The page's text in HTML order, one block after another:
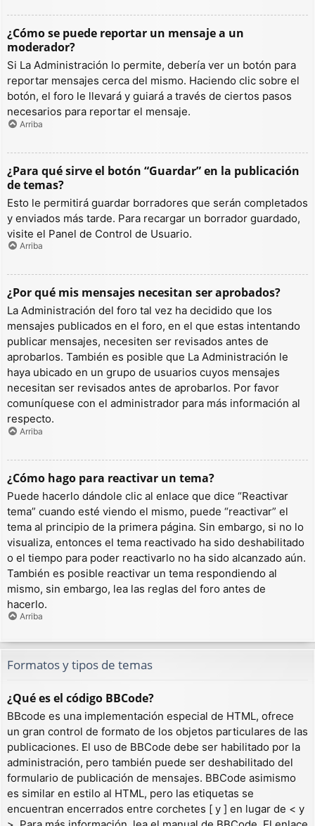
¿Cómo se puede reportar un mensaje a un
moderador?
Si La Administración lo permite, debería ver un botón para
reportar mensajes cerca del mismo. Haciendo clic sobre el
botón, el foro le llevará y guiará a través de ciertos pasos
necesarios para reportar el mensaje.
Arriba
¿Para qué sirve el botón “Guardar” en la publicación
de temas?
Esto le permitirá guardar borradores que serán completados
y enviados más tarde. Para recargar un borrador guardado,
visite el Panel de Control de Usuario.
Arriba
¿Por qué mis mensajes necesitan ser aprobados?
La Administración del foro tal vez ha decidido que los
mensajes publicados en el foro, en el que estas intentando
publicar mensajes, necesiten ser revisados antes de
aprobarlos. También es posible que La Administración le
haya ubicado en un grupo de usuarios cuyos mensajes
necesitan ser revisados antes de aprobarlos. Por favor
comuníquese con el administrador para más información al
respecto.
Arriba
¿Cómo hago para reactivar un tema?
Puede hacerlo dándole clic al enlace que dice “Reactivar
tema” cuando esté viendo el mismo, puede “reactivar” el
tema al principio de la primera página. Sin embargo, si no lo
visualiza, entonces el tema reactivado ha sido deshabilitado
o el tiempo para poder reactivarlo no ha sido alcanzado aún.
También es posible reactivar un tema respondiendo al
mismo, sin embargo, lea las reglas del foro antes de
hacerlo.
Arriba
Formatos y tipos de temas
¿Qué es el código BBCode?
BBcode es una implementación especial de HTML, ofrece
un gran control de formato de los objetos particulares de las
publicaciones. El uso de BBCode debe ser habilitado por la
administración, pero también puede ser deshabilitado del
formulario de publicación de mensajes. BBCode asimismo
es similar en estilo al HTML, pero las etiquetas se
encuentran encerrados entre corchetes [ y ] en lugar de < y